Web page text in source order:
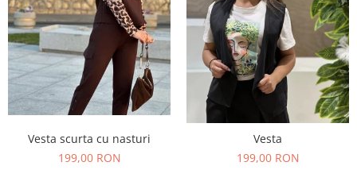
Vesta scurta cu nasturi
199,00 RON
Vesta
199,00 RON